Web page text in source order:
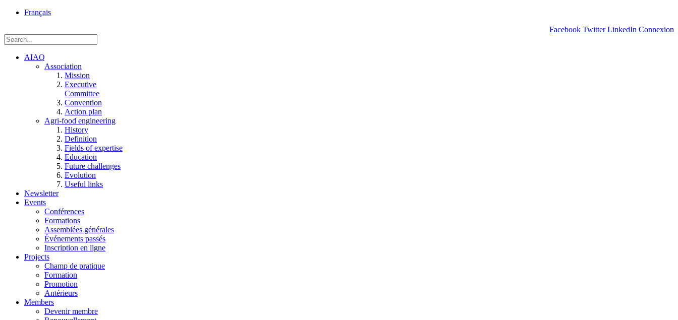
Français
Facebook Twitter LinkedIn Connexion
AIAQ
Association
Mission
Executive
Committee
Convention
Action plan
Agri-food engineering
History
Definition
Fields of expertise
Education
Future challenges
Evolution
Useful links
Newsletter
Events
Conférences
Formations
Assemblées générales
Événements passés
Inscription en ligne
Projects
Champ de pratique
Formation
Promotion
Antérieurs
Members
Devenir membre
Einstein, Québec
G1P